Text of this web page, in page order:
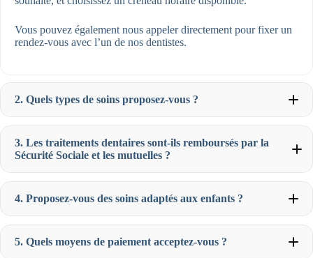
Vous pouvez également nous appeler directement pour fixer un
rendez-vous avec l’un de nos dentistes.
2. Quels types de soins proposez-vous ?
Chirurgie buccale(extraction de dents de sagesse,
garantir des résultats durables et adaptés à votre situation.
Soins préventifs(détartrage, contrôle régulier)
Implants dentairespour remplacer les dents manquantes
Orthodontiepour enfants et adultes, avec des options
discrètes comme Invisalign
3. Les traitements dentaires sont-ils remboursés par la
Sécurité Sociale et les mutuelles ?
4. Proposez-vous des soins adaptés aux enfants ?
5. Quels moyens de paiement acceptez-vous ?